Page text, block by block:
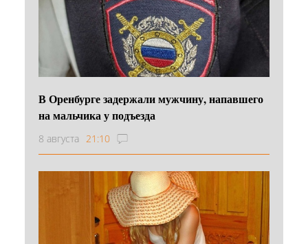
В Оренбурге задержали мужчину, напавшего
на мальчика у подъезда
8 августа 21:10